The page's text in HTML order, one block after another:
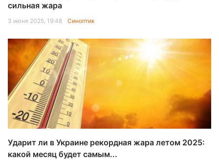
сильная жара
3 июня 2025, 19:48 Синоптик
Ударит ли в Украине рекордная жара летом 2025:
какой месяц будет самым...